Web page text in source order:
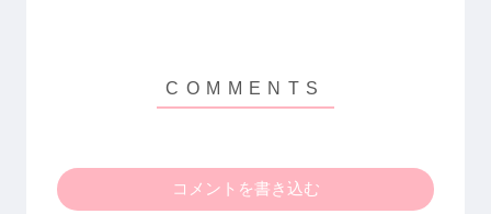
コメントを書き込む